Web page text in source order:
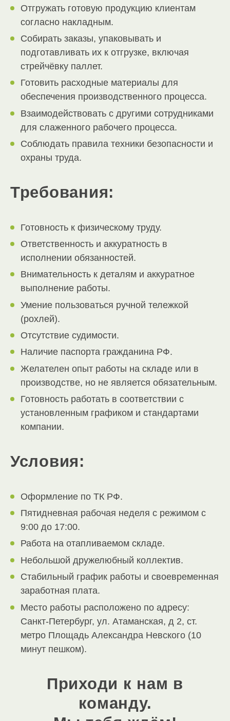
Отгружать готовую продукцию клиентам
согласно накладным.
Собирать заказы, упаковывать и
подготавливать их к отгрузке, включая
стрейчёвку паллет.
Готовить расходные материалы для
обеспечения производственного процесса.
Взаимодействовать с другими сотрудниками
для слаженного рабочего процесса.
Соблюдать правила техники безопасности и
охраны труда.
Требования:
Готовность к физическому труду.
Ответственность и аккуратность в
исполнении обязанностей.
Внимательность к деталям и аккуратное
выполнение работы.
Умение пользоваться ручной тележкой
(рохлей).
Отсутствие судимости.
Наличие паспорта гражданина РФ.
Желателен опыт работы на складе или в
производстве, но не является обязательным.
Готовность работать в соответствии с
установленным графиком и стандартами
компании.
Условия:
Оформление по ТК РФ.
Пятидневная рабочая неделя с режимом с
9:00 до 17:00.
Работа на отапливаемом складе.
Небольшой дружелюбный коллектив.
Стабильный график работы и своевременная
заработная плата.
Место работы расположено по адресу:
Санкт-Петербург, ул. Атаманская, д 2, ст.
метро Площадь Александра Невского (10
минут пешком).
Приходи к нам в
команду.